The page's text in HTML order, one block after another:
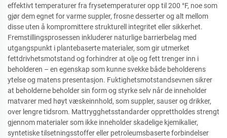
effektivt temperaturer fra frysetemperaturer opp til 200 °F, noe som
gjør dem egnet for varme suppler, frosne desserter og alt mellom
disse uten å kompromittere strukturell integritet eller sikkerhet.
Fremstillingsprosessen inkluderer naturlige barrierbelag med
utgangspunkt i plantebaserte materialer, som gir utmerket
fettdrivhetsmotstand og forhindrer at olje og fett trenger inn i
beholderen – en egenskap som kunne svekke både beholderens
ytelse og matens presentasjon. Fuktighetsmotstandsevnen sikrer
at beholderne beholder sin form og styrke selv når de inneholder
matvarer med høyt væskeinnhold, som suppler, sauser og drikker,
over lengre tidsrom. Mattrygghetsstandarder opprettholdes strengt
gjennom materialer som ikke inneholder skadelige kjemikalier,
syntetiske tilsetningsstoffer eller petroleumsbaserte forbindelser